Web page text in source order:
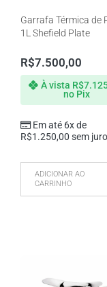
Garrafa Térmica de
1L Shefield Plate
R$7.500,00
Em até 6x de
R$1.250,00 sem
À vista R$
no Pix
ADICIONAR AO
CARRINHO